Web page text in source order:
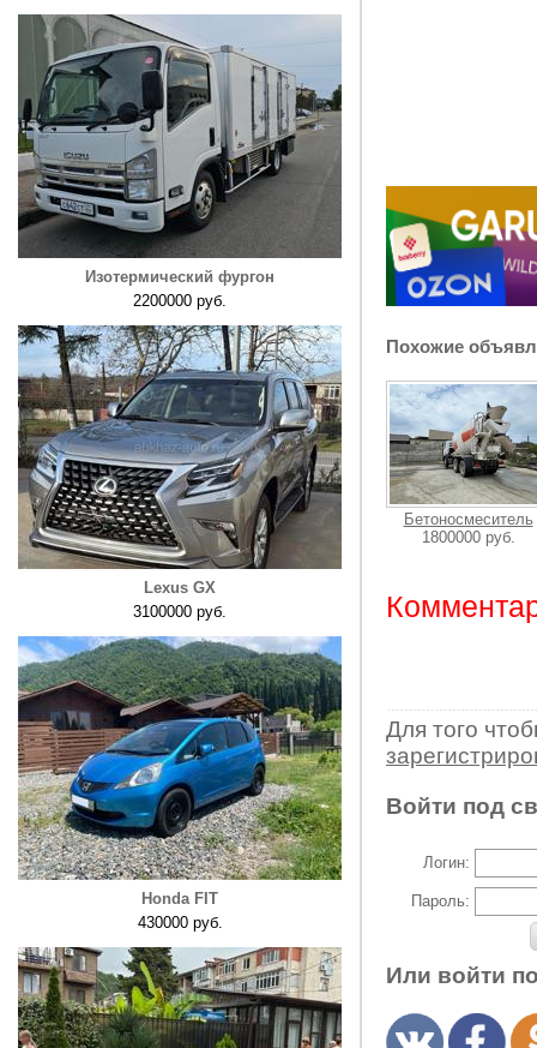
Изотермический фургон
2200000 руб.
Lexus GX
3100000 руб.
Honda FIT
430000 руб.
Похожие
Бетоносмеситель
1800000 руб.
Для того
Войти под
Логин:
Пароль:
Или войти